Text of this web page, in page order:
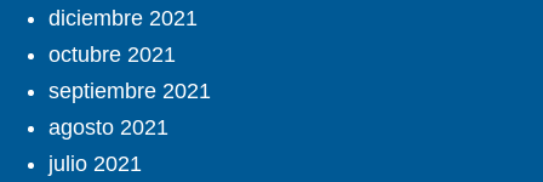
diciembre 2021
octubre 2021
septiembre 2021
agosto 2021
julio 2021